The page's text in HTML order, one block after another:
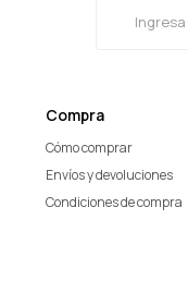
Compra
Cómo comprar
Envíos y devoluciones
Condiciones de compra